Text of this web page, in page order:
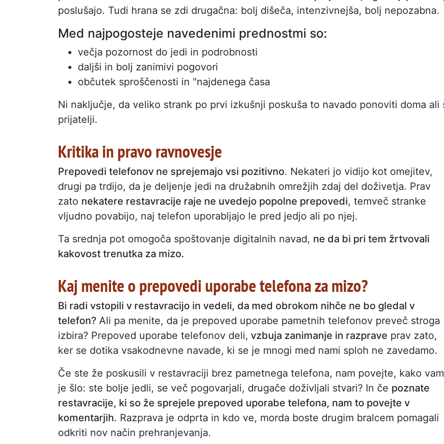
poslušajo. Tudi hrana se zdi drugačna: bolj dišeča, intenzivnejša, bolj nepozabna.
Med najpogosteje navedenimi prednostmi so:
večja pozornost do jedi in podrobnosti
daljši in bolj zanimivi pogovori
občutek sproščenosti in "najdenega časa
Ni naključje, da veliko strank po prvi izkušnji poskuša to navado ponoviti doma ali
prijatelji.
Kritika in pravo ravnovesje
Prepovedi telefonov ne sprejemajo vsi pozitivno. Nekateri jo vidijo kot omejitev,
drugi pa trdijo, da je deljenje jedi na družabnih omrežjih zdaj del doživetja. Prav
zato nekatere restavracije raje ne uvedejo popolne prepovedi, temveč stranke
vljudno povabijo, naj telefon uporabljajo le pred jedjo ali po njej.
Ta srednja pot omogoča spoštovanje digitalnih navad, ne da bi pri tem žrtvovali
kakovost trenutka za mizo.
Kaj menite o prepovedi uporabe telefona za mizo?
Bi radi vstopili v restavracijo in vedeli, da med obrokom nihče ne bo gledal v
telefon? Ali pa menite, da je prepoved uporabe pametnih telefonov preveč stroga
izbira? Prepoved uporabe telefonov deli, vzbuja zanimanje in razprave prav zato,
ker se dotika vsakodnevne navade, ki se je mnogi med nami sploh ne zavedamo.
Če ste že poskusili v restavraciji brez pametnega telefona, nam povejte, kako vam
je šlo: ste bolje jedli, se več pogovarjali, drugače doživljali stvari? In če poznate
restavracije, ki so že sprejele prepoved uporabe telefona, nam to povejte v
komentarjih. Razprava je odprta in kdo ve, morda boste drugim bralcem pomagali
odkriti nov način prehranjevanja.